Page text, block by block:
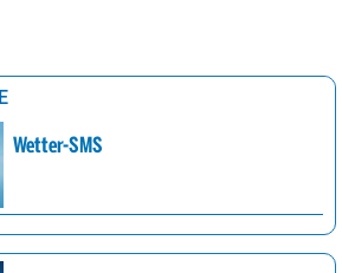
Wetter-SMS